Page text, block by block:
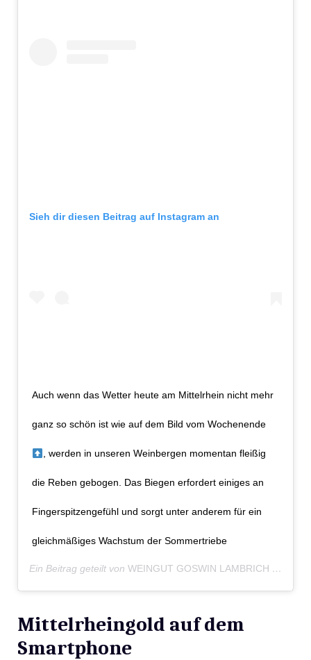
Sieh dir diesen Beitrag auf Instagram an
Auch wenn das Wetter heute am Mittelrhein nicht mehr
ganz so schön ist wie auf dem Bild vom Wochenende
, werden in unseren Weinbergen momentan fleißig
die Reben gebogen. Das Biegen erfordert einiges an
Fingerspitzengefühl und sorgt unter anderem für ein
gleichmäßiges Wachstum der Sommertriebe
Ein Beitrag geteilt von WEINGUT GOSWIN LAMBRICH
Mittelrheingold auf dem
Smartphone